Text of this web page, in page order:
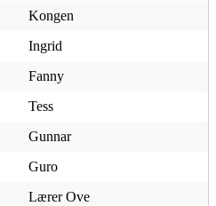
Kongen
Ingrid
Fanny
Tess
Gunnar
Guro
Lærer Ove